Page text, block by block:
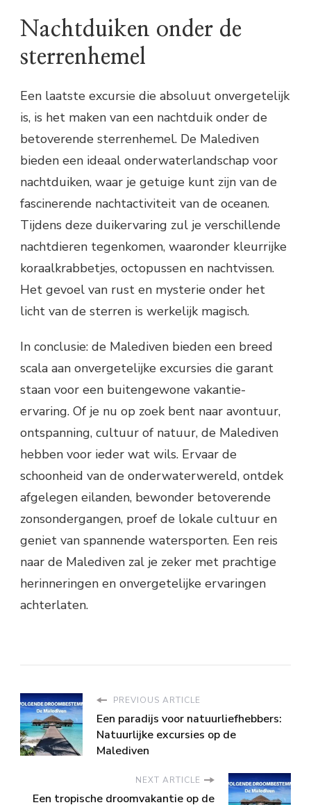
Nachtduiken onder de
sterrenhemel
Een laatste excursie die absoluut onvergetelijk
is, is het maken van een nachtduik onder de
betoverende sterrenhemel. De Malediven
bieden een ideaal onderwaterlandschap voor
nachtduiken, waar je getuige kunt zijn van de
fascinerende nachtactiviteit van de oceanen.
Tijdens deze duikervaring zul je verschillende
nachtdieren tegenkomen, waaronder kleurrijke
koraalkrabbetjes, octopussen en nachtvissen.
Het gevoel van rust en mysterie onder het
licht van de sterren is werkelijk magisch.
In conclusie: de Malediven bieden een breed
scala aan onvergetelijke excursies die garant
staan voor een buitengewone vakantie-
ervaring. Of je nu op zoek bent naar avontuur,
ontspanning, cultuur of natuur, de Malediven
hebben voor ieder wat wils. Ervaar de
schoonheid van de onderwaterwereld, ontdek
afgelegen eilanden, bewonder betoverende
zonsondergangen, proef de lokale cultuur en
geniet van spannende watersporten. Een reis
naar de Malediven zal je zeker met prachtige
herinneringen en onvergetelijke ervaringen
achterlaten.
PREVIOUS ARTICLE
Een paradijs voor natuurliefhebbers:
Natuurlijke excursies op de
Malediven
NEXT ARTICLE
Een tropische droomvakantie op de